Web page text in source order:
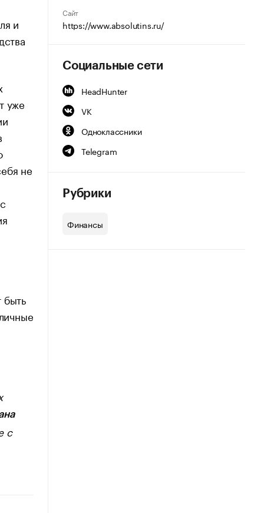
и
уже
не
быть
с
Сайт
https://www.absolutins.ru/
Социальные сети
HeadHunter
VK
Одноклассники
Telegram
Рубрики
Финансы